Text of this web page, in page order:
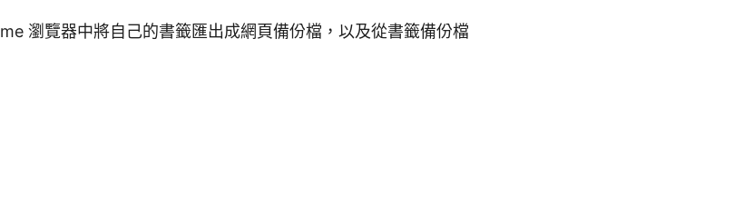
瀏覽器中將自己的書籤匯出成網頁備份檔，以及從書籤備份檔